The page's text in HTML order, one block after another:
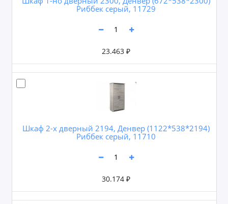
Риббек серый, 11729
23.463 ₽
Шкаф 2-х дверный 2194, Денвер (1122*538*2194)
Риббек серый, 11710
30.174 ₽